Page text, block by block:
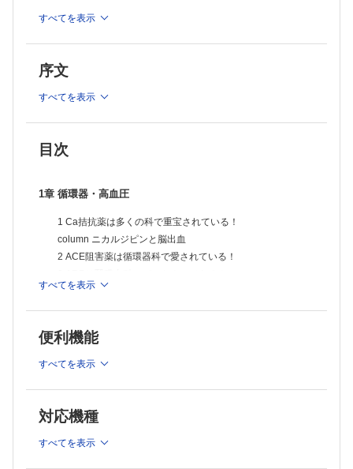
＞姉妹本『病棟の困ったを解決！マイナートラブル対処法』
すべてを表示
序文
すべてを表示
目次
1章 循環器・高血圧
1 Ca拮抗薬は多くの科で重宝されている！
column ニカルジピンと脳出血
2 ACE阻害薬は循環器科で愛されている！
4 β遮断薬は降圧薬の第一選択薬ではない!?
5 サイアザイド系利尿薬の才能を発揮する法
7 新しい抗アルドステロン系利尿薬の登場
8 バソプレシン受容体拮抗薬─新しいタイプの利尿薬
10 意外に知らない 頻脈，徐脈をきたす薬
12 基準値内でも要注意！ ジギタリス
すべてを表示
便利機能
すべてを表示
対応機種
すべてを表示